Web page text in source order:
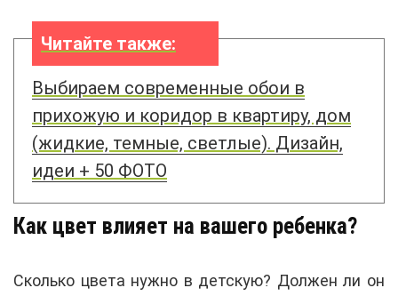
Читайте также:
Выбираем современные обои в
прихожую и коридор в квартиру, дом
(жидкие, темные, светлые). Дизайн,
идеи + 50 ФОТО
Как цвет влияет на вашего ребенка?
Сколько цвета нужно в детскую? Должен ли он